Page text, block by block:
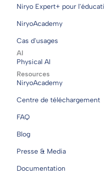
Niryo Expert+ pour
NiryoAcademy
Cas d'usages
AI
Physical AI
Resources
NiryoAcademy
Centre de téléchargement
FAQ
Blog
Presse & Media
Documentation